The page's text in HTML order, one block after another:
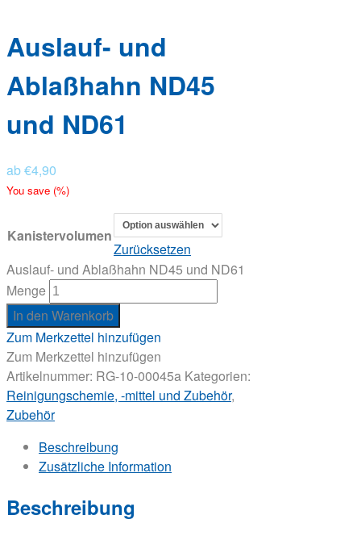
Auslauf- und
Ablaßhahn ND45
und ND61
ab€4,90
You save (%)
Kanistervolumen
Zurücksetzen
Auslauf- und Ablaßhahn ND45 und ND61
Menge
In den Warenkorb
Zum Merkzettel hinzufügen
Zum Merkzettel hinzufügen
Artikelnummer: RG-10-00045a Kategorien:
Reinigungschemie, -mittel und Zubehör,
Zubehör
Beschreibung
Zusätzliche Information
Beschreibung